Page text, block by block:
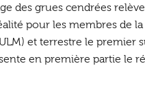
des grues cendrées
pour les membres de
et terrestre le premier
en première partie le